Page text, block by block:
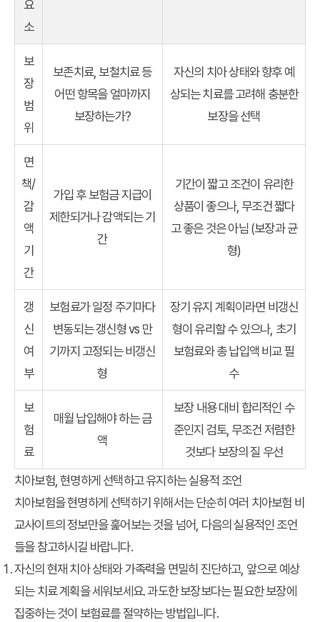
요
소
보
장
범
위
보존치료, 보철치료 등
어떤 항목을 얼마까지
보장하는가?
자신의 치아 상태와 향후 예
상되는 치료를 고려해 충분한
보장을 선택
면
책/
감
액
기
간
가입 후 보험금 지급이
제한되거나 감액되는 기
간
기간이 짧고 조건이 유리한
상품이 좋으나, 무조건 짧다
고 좋은 것은 아님 (보장과 균
형)
갱
신
여
부
보험료가 일정 주기마다
변동되는 갱신형 vs 만
기까지 고정되는 비갱신
형
장기 유지 계획이라면 비갱신
형이 유리할 수 있으나, 초기
보험료와 총 납입액 비교 필
수
보
험
료
매월 납입해야 하는 금
액
보장 내용 대비 합리적인 수
준인지 검토, 무조건 저렴한
것보다 보장의 질 우선
치아보험, 현명하게 선택하고 유지하는 실용적 조언
치아보험을 현명하게 선택하기 위해서는 단순히 여러 치아보험 비
교사이트의 정보만을 훑어보는 것을 넘어, 다음의 실용적인 조언
들을 참고하시길 바랍니다.
자신의 현재 치아 상태와 가족력을 면밀히 진단하고, 앞으로 예상
되는 치료 계획을 세워보세요. 과도한 보장보다는 필요한 보장에
집중하는 것이 보험료를 절약하는 방법입니다.